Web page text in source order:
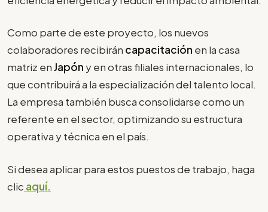
Como parte de este proyecto, los nuevos
colaboradores recibirán capacitación en la casa
matriz enJapón y en otras filiales internacionales, lo
que contribuirá a la especialización del talento local.
La empresa también busca consolidarse como un
referente en el sector, optimizando su estructura
operativa y técnica en el país.
Si desea aplicar para estos puestos de trabajo, haga
clic aquí.